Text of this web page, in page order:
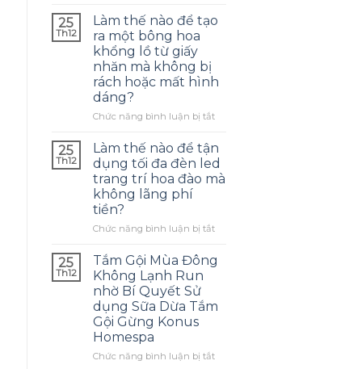
nghe
tránh
gặp?
đã
dùng
cho
điều
tôi
ước
hơn
25
Th12
Làm thế nào để tạo
ra một bông hoa
khổng lồ từ giấy
nhăn mà không bị
rách hoặc mất hình
dáng?
Chức năng bình luận bị tắtở
thế
nào
để
tạo
bông
lồ
nhăn
rách
25
Th12
Làm thế nào để tận
dụng tối đa đèn led
trang trí hoa đào mà
không lãng phí
tiền?
Chức năng bình luận bị tắtở
thế
nào
dụng
25
Th12
Tắm Gội Mùa Đông
Không Lạnh Run
nhờ Bí Quyết Sử
dụng Sữa Dừa Tắm
Gội Gừng Konus
Homespa
Chức năng bình luận bị tắtở